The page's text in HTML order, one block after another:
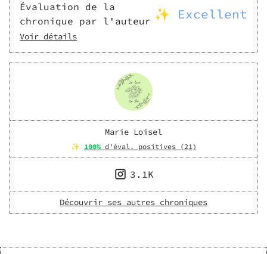
Évaluation de la
chronique par l'auteur ✨ Excellent
Voir détails
Marie Loisel
✨ 100% d'éval. positives (21)
3.1K
Découvrir ses autres chroniques